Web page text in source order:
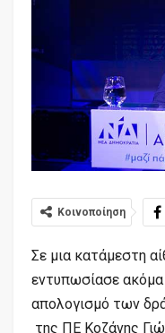
Κοινοποίηση
Σε μια κατάμεστη
εντυπωσίασε ακόμα
απολογισμό των
της ΠΕ Κοζάνης